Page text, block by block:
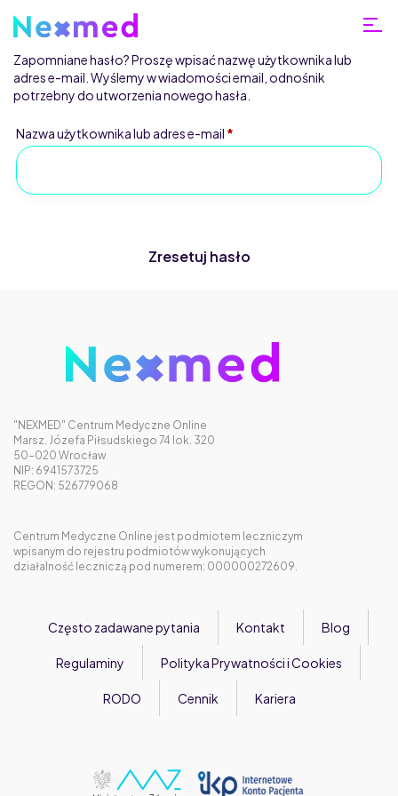
Zapomniane hasło? Proszę wpisać nazwę użytkownika lub
adres e-mail. Wyślemy w wiadomości email, odnośnik
potrzebny do utworzenia nowego hasła.
Nazwa użytkownika lub adres e-mail *
Zresetuj hasło
"NEXMED" Centrum Medyczne Online
Marsz. Józefa Piłsudskiego 74 lok. 320
50-020 Wrocław
NIP: 6941573725
REGON: 526779068
Centrum Medyczne Online jest podmiotem leczniczym
wpisanym do rejestru podmiotów wykonujących
działalność leczniczą pod numerem: 000000272609.
Często zadawane pytania Kontakt Blog
Regulaminy Polityka Prywatności i Cookies
RODO Cennik Kariera